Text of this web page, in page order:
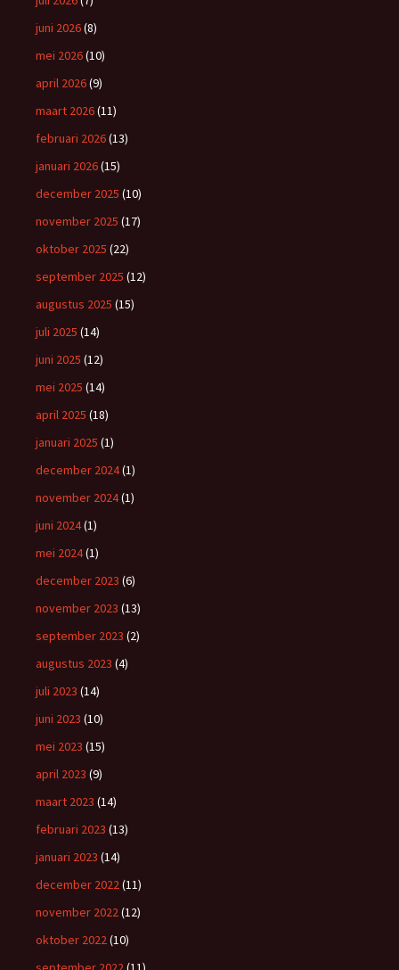
juni 2026(8)
mei 2026(10)
april 2026(9)
maart 2026(11)
februari 2026(13)
januari 2026(15)
december 2025 (10)
november 2025 (17)
oktober 2025 (22)
september 2025 (12)
augustus 2025 (15)
juli 2025 (14)
juni 2025 (12)
mei 2025 (14)
april 2025 (18)
januari 2025 (1)
december 2024(1)
november 2024(1)
juni 2024(1)
mei 2024(1)
december 2023 (6)
november 2023 (13)
september 2023 (2)
augustus 2023 (4)
juli 2023 (14)
juni 2023 (10)
mei 2023 (15)
april 2023 (9)
maart 2023 (14)
februari 2023 (13)
januari 2023 (14)
december 2022(11)
november 2022(12)
oktober 2022(10)